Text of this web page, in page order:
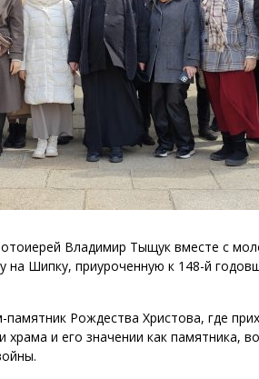
Владимир Тыщук вместе с
на Шипку, приуроченную к 148-й
Рождества Христова, где
храма и его значении как памятника,